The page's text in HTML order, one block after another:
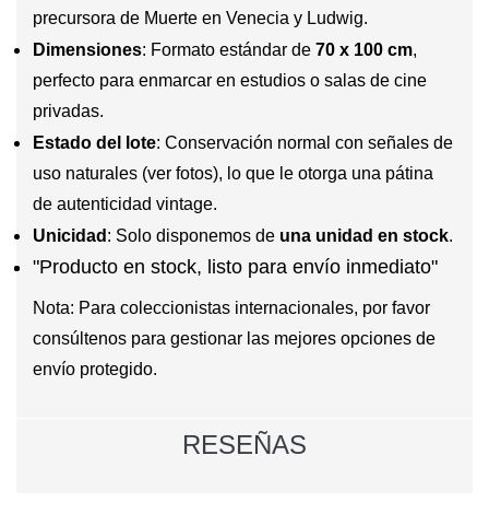
precursora de Muerte en Venecia y Ludwig.
Dimensiones: Formato estándar de 70 x 100 cm,
perfecto para enmarcar en estudios o salas de cine
privadas.
Estado del lote: Conservación normal con señales de
uso naturales (ver fotos), lo que le otorga una pátina
de autenticidad vintage.
Unicidad : Solo disponemos de una unidad en stock.
"Producto en stock, listo para envío inmediato"
Nota: Para coleccionistas internacionales, por favor
consúltenos para gestionar las mejores opciones de
envío protegido.
RESEÑAS